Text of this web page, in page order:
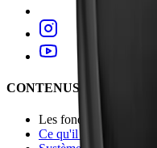
CONTENUS
Les fondamentaux des
Ce qu'il faut savoir